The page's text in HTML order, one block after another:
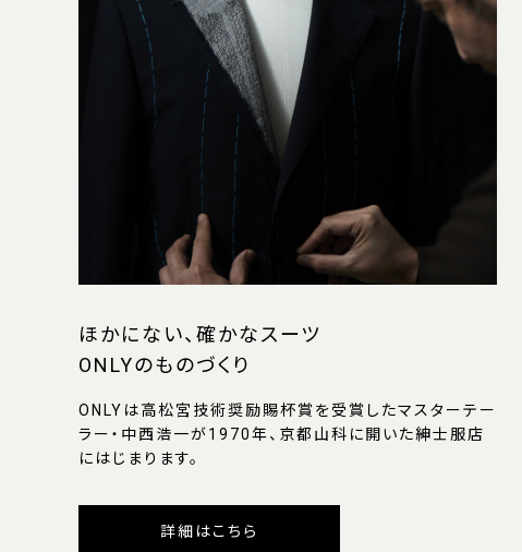
ほかにない、確かなスーツ
ONLYのものづくり
ONLYは高松宮技術奨励賜杯賞を受賞したマスターテー
ラー・中西浩一が1970年、京都山科に開いた紳士服店
にはじまります。
詳細はこちら